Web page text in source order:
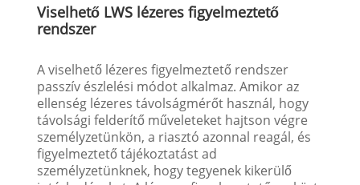
Viselhető LWS lézeres figyelmeztető
rendszer
A viselhető lézeres figyelmeztető rendszer
passzív észlelési módot alkalmaz. Amikor az
ellenség lézeres távolságmérőt használ, hogy
távolsági felderítő műveleteket hajtson végre
személyzetünkön, a riasztó azonnal reagál, és
figyelmeztető tájékoztatást ad
személyzetünknek, hogy tegyenek kikerülő